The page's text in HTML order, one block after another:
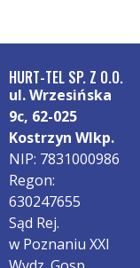
HURT-TEL SP. Z O.O.
ul. Wrzesińska
9c, 62-025
Kostrzyn Wlkp.
NIP: 7831000986
Regon:
630247655
Sąd Rej.
w Poznaniu XXI